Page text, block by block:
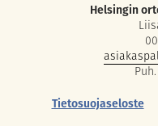
Helsingin
Tietosuojaseloste